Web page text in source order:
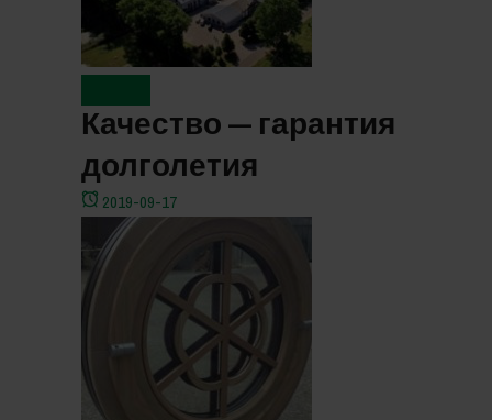
Качество — гарантия
долголетия
2019-09-17